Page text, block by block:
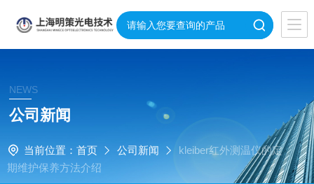
NEWS
公司新闻
当前位置： 首页 公司新闻
kleiber红外测温仪的定
期维护保养方法介绍